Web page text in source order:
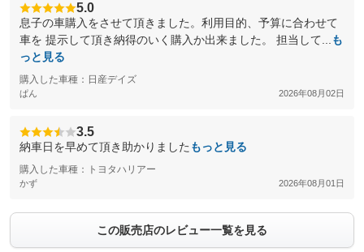
5.0
息子の車購入をさせて頂きました。利用目的、予算に合わせて
車を 提示して頂き納得のいく購入か出来ました。 担当して...
も
っと見る
購入した車種：日産デイズ
ぱん 2026年08月02日
3.5
納車日を早めて頂き助かりました もっと見る
購入した車種：トヨタハリアー
かず 2026年08月01日
この販売店のレビュー一覧を見る